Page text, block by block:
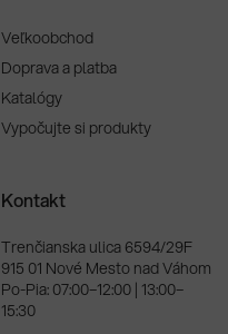
Veľkoobchod
Doprava a platba
Katalógy
Vypočujte si produkty
Kontakt
Trenčianska ulica 6594/29F
915 01 Nové Mesto nad Váhom
Po-Pia: 07:00–12:00 | 13:00–
15:30